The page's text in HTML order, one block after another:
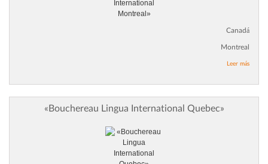
Canadá
Montreal
Leer más
«Bouchereau Lingua International Quebec»